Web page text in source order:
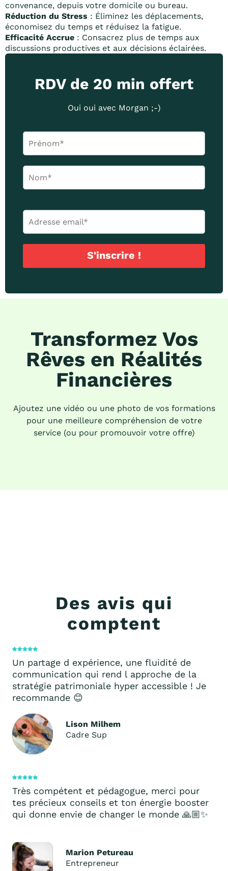
convenance, depuis votre domicile ou bureau.
Réduction du Stress : Éliminez les déplacements,
économisez du temps et réduisez la fatigue.
Efficacité Accrue : Consacrez plus de temps aux
discussions productives et aux décisions éclairées.
RDV de 20 min offert
Oui oui avec Morgan ;-)
S'inscrire !
Transformez Vos
Rêves en Réalités
Financières
Ajoutez une vidéo ou une photo de vos formations
pour une meilleure compréhension de votre
service (ou pour promouvoir votre offre)
Des avis qui
comptent
Un partage d expérience, une fluidité de
communication qui rend l approche de la
stratégie patrimoniale hyper accessible ! Je
recommande 😊
Lison Milhem
Cadre Sup
Très compétent et pédagogue, merci pour
tes précieux conseils et ton énergie booster
qui donne envie de changer le monde 🙏🏼✨
Marion Petureau
Entrepreneur